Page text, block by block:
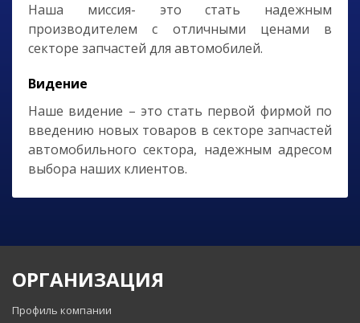
Наша миссия- это стать надежным
производителем с отличными ценами в
секторе запчастей для автомобилей.
Видение
Наше видение – это стать первой фирмой по
введению новых товаров в секторе запчастей
автомобильного сектора, надежным адресом
выбора наших клиентов.
ОРГАНИЗАЦИЯ
Профиль компании